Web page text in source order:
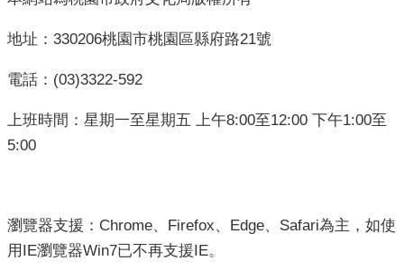
地址：330206桃園市桃園區縣府路21號
電話：(03)3322-592
上班時間：星期一至星期五 上午8:00至12:00 下午1:00至
5:00
瀏覽器支援：Chrome、Firefox、Edge、Safari為主，如使
用IE瀏覽器Win7已不再支援IE。